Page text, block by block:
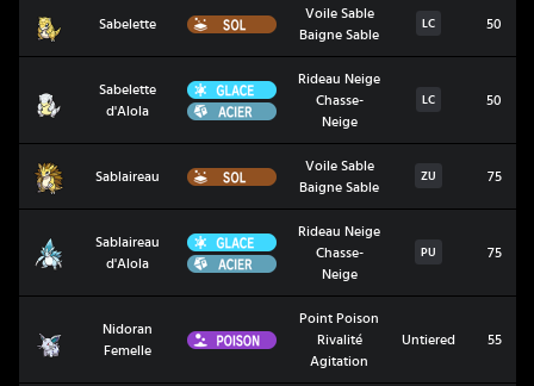
Sabelette Sol
Voile Sable
Baigne Sable
LC 50
Sabelette d'Alola
Sabelette
d'Alola
Glace
Acier
Rideau Neige
Chasse-
Neige
LC 50
Sablaireau Sol
Voile Sable
Baigne Sable
ZU 75
Sablaireau d'Alola
Sablaireau
d'Alola
Glace
Acier
Rideau Neige
Chasse-
Neige
PU 75
Nidoran Femelle
Nidoran
Femelle
Poison
Point Poison
Rivalité
Agitation
Untiered 55